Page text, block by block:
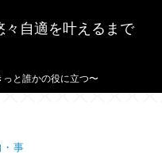
々自適を叶えるまで
と誰かの役に立つ〜
事